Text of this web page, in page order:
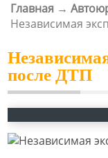
ВЫ ЗДЕСЬ
Главная →
Независимая
после ДТП